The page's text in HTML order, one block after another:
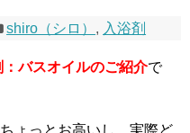
shiro（シロ） , 入浴剤
バスオイルのご紹介で
ょっとお高いし、実際ど